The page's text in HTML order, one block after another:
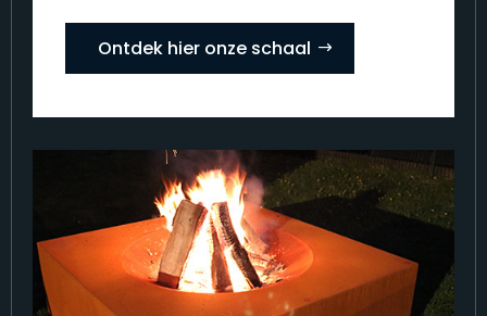
Ontdek hier onze schaal